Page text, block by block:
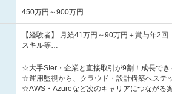
450万円～900万円
【経験者】 月給41万円～90万円＋賞与年2
スキル等…
☆大手SIer・企業と直接取引が9割！成長でき
☆運用監視から、クラウド・設計構築へステ
☆AWS・Azureなど次のキャリアにつながる